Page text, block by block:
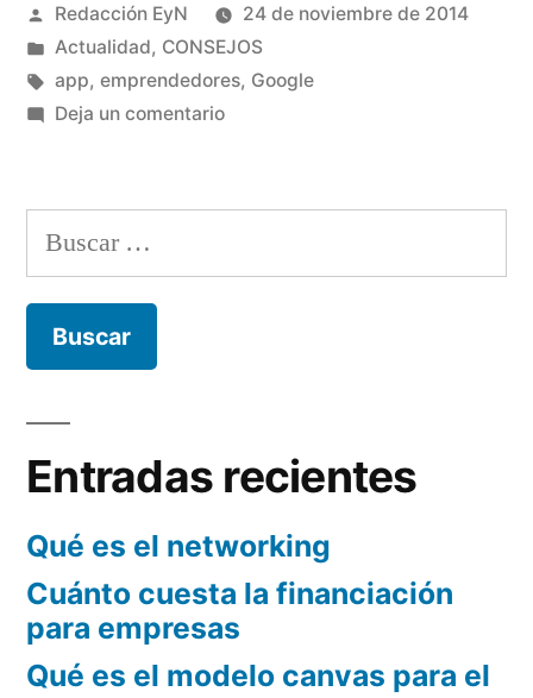
de
Marketing
que
Google
Publicado
por
Redacción EyN
24 de noviembre de 2014
Publicado
en
Actualidad, CONSEJOS
Etiquetas:
app, emprendedores, Google
Deja un comentarioen
app
Marketing
Buscar:
Entradas recientes
Qué es el networking
Cuánto cuesta la financiación
para empresas
Qué es el modelo canvas para el